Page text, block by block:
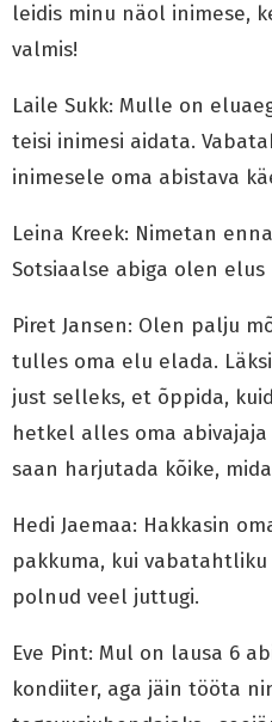
leidis minu näol inimese,
valmis!
Laile Sukk: Mulle on
teisi inimesi aidata.
inimesele oma abistava
Leina Kreek: Nimetan
Sotsiaalse abiga olen
Piret Jansen: Olen palju
tulles oma elu elada.
just selleks, et õppida,
hetkel alles oma
saan harjutada kõike,
Hedi Jaemaa: Hakkasin
pakkuma, kui
polnud veel juttugi.
Eve Pint: Mul on lausa 6
kondiiter, aga jäin tööta